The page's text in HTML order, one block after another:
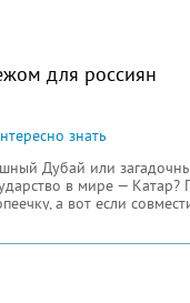
для россиян
знать
Дубай или
в мире — Катар?
а вот если